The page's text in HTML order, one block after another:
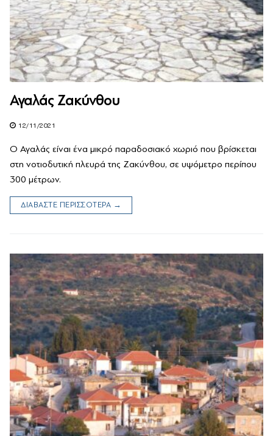
Αγαλάς Ζακύνθου
12/11/2021
Ο Αγαλάς είναι ένα μικρό παραδοσιακό χωριό που βρίσκεται
στη νοτιοδυτική πλευρά της Ζακύνθου, σε υψόμετρο περίπου
300 μέτρων.
ΔΙΑΒΑΣΤΕ ΠΕΡΙΣΣΟΤΕΡΑ →